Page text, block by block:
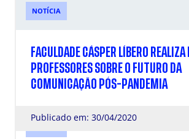
NOTÍCIA
FACULDADE CÁSPER LÍBERO REALIZA
PROFESSORES SOBRE O FUTURO DA
COMUNICAÇÃO PÓS-PANDEMIA
Publicado em: 30/04/2020